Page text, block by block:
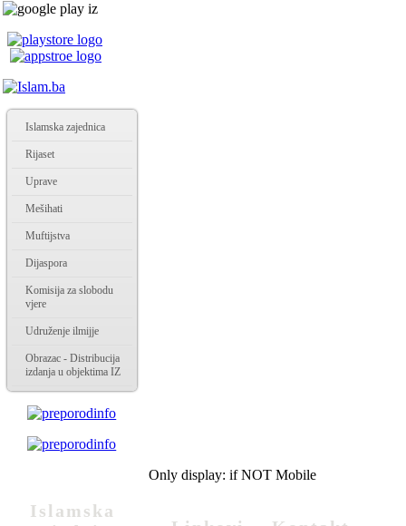
Islamska zajednica
Rijaset
Uprave
Mešihati
Muftijstva
Dijaspora
Komisija za slobodu
vjere
Udruženje ilmijje
Obrazac - Distribucija
izdanja u objektima IZ
Islamska
Only display: if NOT Mobile